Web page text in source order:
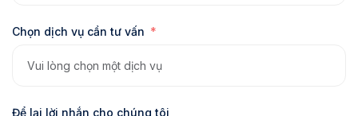
Chọn dịch vụ cần tư vấn
Để lại lời nhắn cho chúng tôi